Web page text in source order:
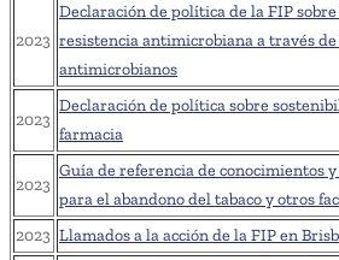
2023
Declaración de política de la FIP
resistencia antimicrobiana a través
antimicrobianos
2023
Declaración de política sobre
farmacia
2023
Guía de referencia de conocimientos
para el abandono del tabaco y otros
2023 Llamados a la acción de la FIP en